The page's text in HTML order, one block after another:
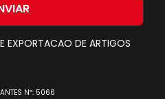
EXPORTACAO DE ARTIGOS
Nº: 5066